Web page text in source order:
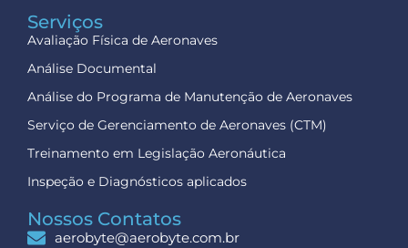
Serviços
Avaliação Física de Aeronaves
Análise Documental
Análise do Programa de Manutenção de Aeronaves
Serviço de Gerenciamento de Aeronaves (CTM)
Treinamento em Legislação Aeronáutica
Inspeção e Diagnósticos aplicados
Nossos Contatos
aerobyte@aerobyte.com.br